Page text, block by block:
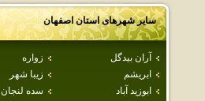
سایر شهرهای استاناصفهان
آران بيدگل
زواره
ابريشم
زيبا شهر
ابوزيد آباد
سده لنجان